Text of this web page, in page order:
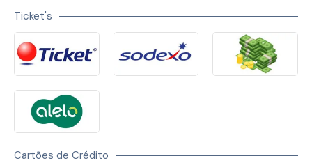
Ticket's
Cartões de Crédito